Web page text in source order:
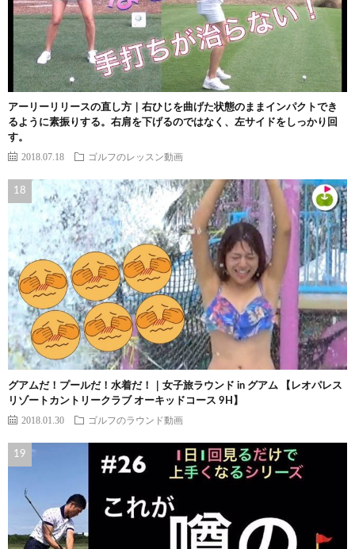
アーリーリリースの直し方｜右ひじを曲げた状態のままインパクトでき
るように素振りする。右肩を下げるのではなく、左サイドをしっかり回
す。
2018.07.18 ゴルフのレッスン動画
グアムだ！プールだ！水着だ！｜女子旅ラウンド in グアム 【レオパレス
リゾートカントリークラブ オーキッドコース 9H】
2018.01.30 ゴルフのラウンド動画